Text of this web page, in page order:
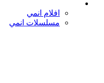
افلام انمي
مسلسلات انمي